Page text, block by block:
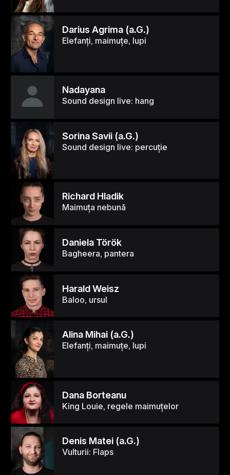
Darius Agrima (a.G.)
Elefanți, maimuțe, lupi
Nadayana
Sound design live: hang
Sorina Savii (a.G.)
Sound design live: percuție
Richard Hladik
Maimuța nebună
Daniela Török
Bagheera, pantera
Harald Weisz
Baloo, ursul
Alina Mihai (a.G.)
Elefanți, maimuțe, lupi
Dana Borteanu
King Louie, regele maimuțelor
Denis Matei (a.G.)
Vulturii: Flaps